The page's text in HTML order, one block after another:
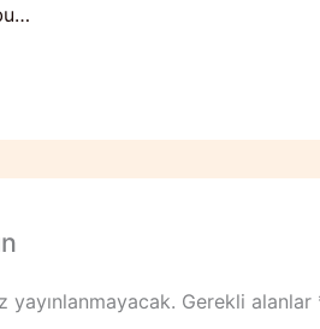
yayınlanmayacak. Gerekli alanlar